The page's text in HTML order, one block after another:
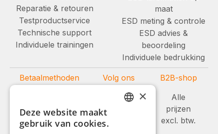
Reparatie & retouren
Testproductservice
Technische support
Individuele trainingen
maat
ESD meting & controle
ESD advies &
beoordeling
Individuele bedrukking
Betaalmethoden Volg ons
B2B-shop
Alle
prijzen
excl. btw.
×
Deze website maakt
gebruik van cookies.